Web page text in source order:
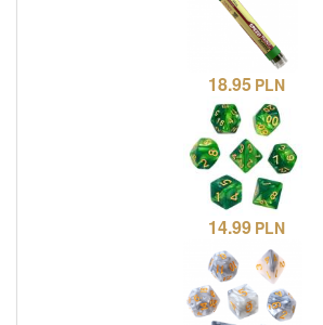
18.95 PLN
14.99 PLN